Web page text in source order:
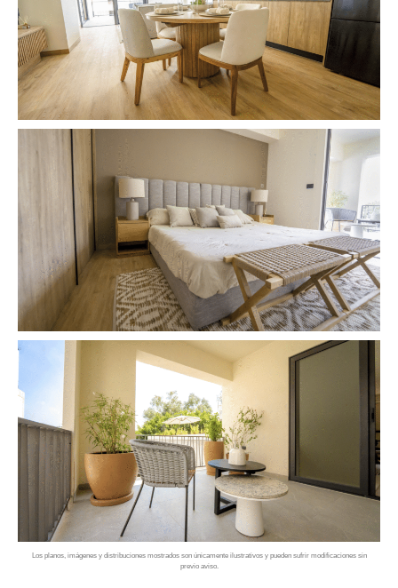
Los planos, imágenes y distribuciones mostrados son únicamente ilustrativos y pueden sufrir modificaciones sin
previo aviso.